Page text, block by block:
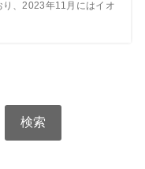
り、2023年11月にはイオ
検索